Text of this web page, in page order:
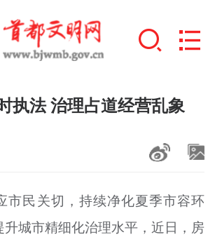
+
德建设
执法 治理占道经营乱象
市民关切，持续净化夏季市容环
城市精细化治理水平，近日，房